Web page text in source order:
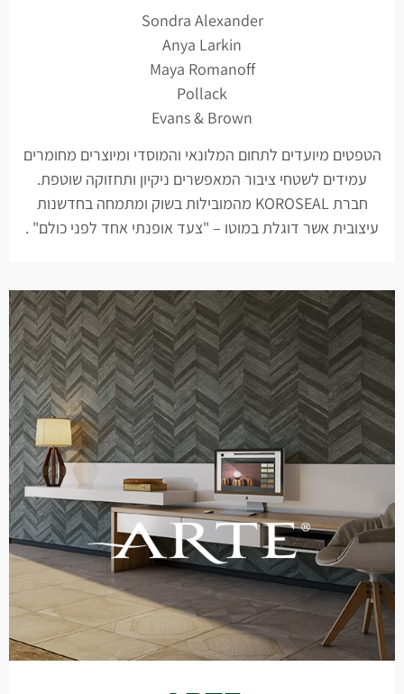
Sondra Alexander
Anya Larkin
Maya Romanoff
Pollack
Evans & Brown
הטפטים מיועדים לתחום המלונאי והמוסדי ומיוצרים מחומרים
עמידים לשטחי ציבור המאפשרים ניקיון ותחזוקה שוטפת.
חברת KOROSEAL מהמובילות בשוק ומתמחה בחדשנות
עיצובית אשר דוגלת במוטו – "צעד אופנתי אחד לפני כולם" .